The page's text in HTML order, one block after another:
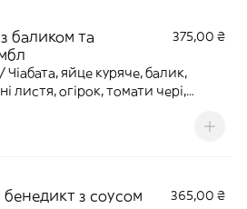
баликом та
375,00 ₴
листя, огірок, томати чері,
з соусом
365,00 ₴